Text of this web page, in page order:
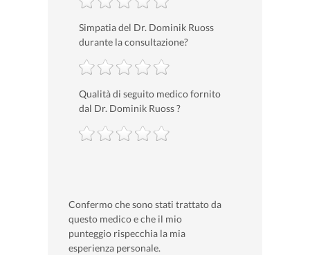
Simpatia del Dr. Dominik Ruoss
durante la consultazione?
Qualità di seguito medico fornito
dal Dr. Dominik Ruoss ?
Confermo che sono stati trattato da
questo medico e che il mio
punteggio rispecchia la mia
esperienza personale.